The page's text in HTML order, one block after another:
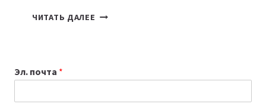
ЧИТАТЬ ДАЛЕЕ
Эл. почта *